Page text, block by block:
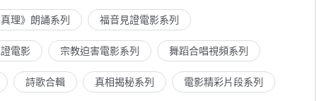
理》朗誦系列 福音見證電影系列
電影 宗教迫害電影系列 舞蹈合唱視頻系列
詩歌合輯 真相揭秘系列 電影精彩片段系列